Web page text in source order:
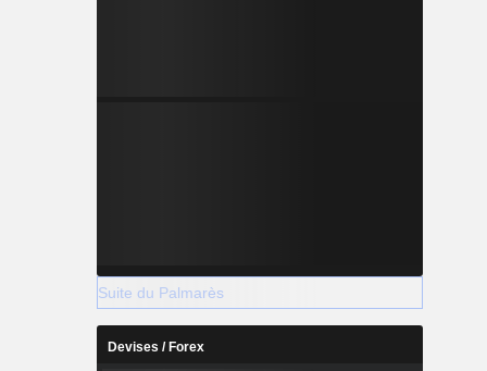
Suite du Palmarès
Devises / Forex